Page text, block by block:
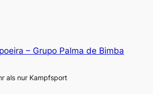
– Grupo Palma de Bimba
als nur Kampfsport